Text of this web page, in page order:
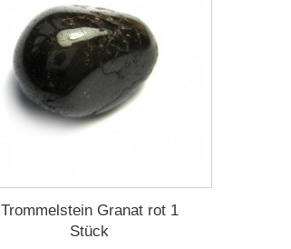
Trommelstein Granat rot 1
Stück